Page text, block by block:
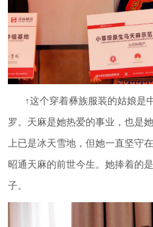
↑这个穿着彝族服装的姑娘是
罗。天麻是她热爱的事业，也是
上已是冰天雪地，但她一直坚守
昭通天麻的前世今生。她捧着的
子。